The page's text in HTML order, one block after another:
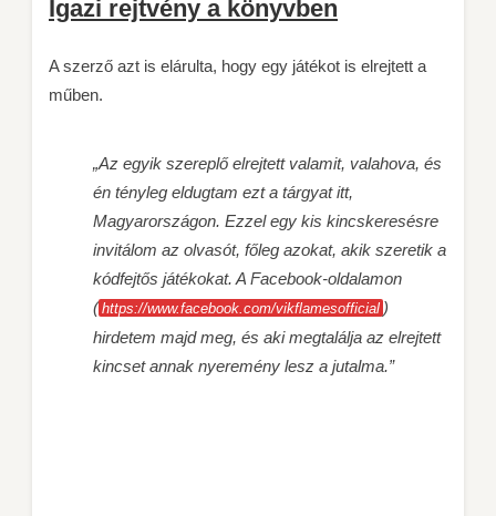
Igazi rejtvény a könyvben
A szerző azt is elárulta, hogy egy játékot is elrejtett a
műben.
„Az egyik szereplő elrejtett valamit, valahova, és
én tényleg eldugtam ezt a tárgyat itt,
Magyarországon. Ezzel egy kis kincskeresésre
invitálom az olvasót, főleg azokat, akik szeretik a
kódfejtős játékokat. A Facebook-oldalamon
( https://www.facebook.com/vikflamesofficial )
hirdetem majd meg, és aki megtalálja az elrejtett
kincset annak nyeremény lesz a jutalma.”